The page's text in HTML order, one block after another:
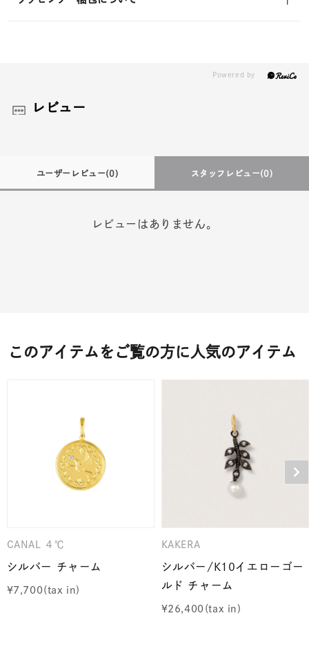
レビュー
ユーザーレビュー(0) スタッフレビュー(0)
レビューはありません。
このアイテムをご覧の方に人気のアイテム
CANAL ４℃
シルバー チャーム
¥7,700
KAKERA
シルバー/K10イエローゴー
ルド チャーム
¥26,400